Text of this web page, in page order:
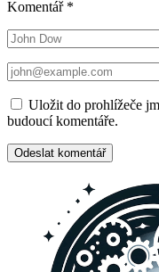
Komentář *
Uložit do prohlížeče
budoucí komentáře.